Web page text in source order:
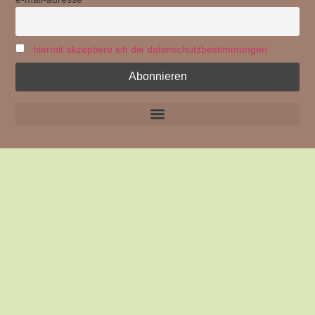
hiermit akzeptiere ich die datenschutzbestimmungen